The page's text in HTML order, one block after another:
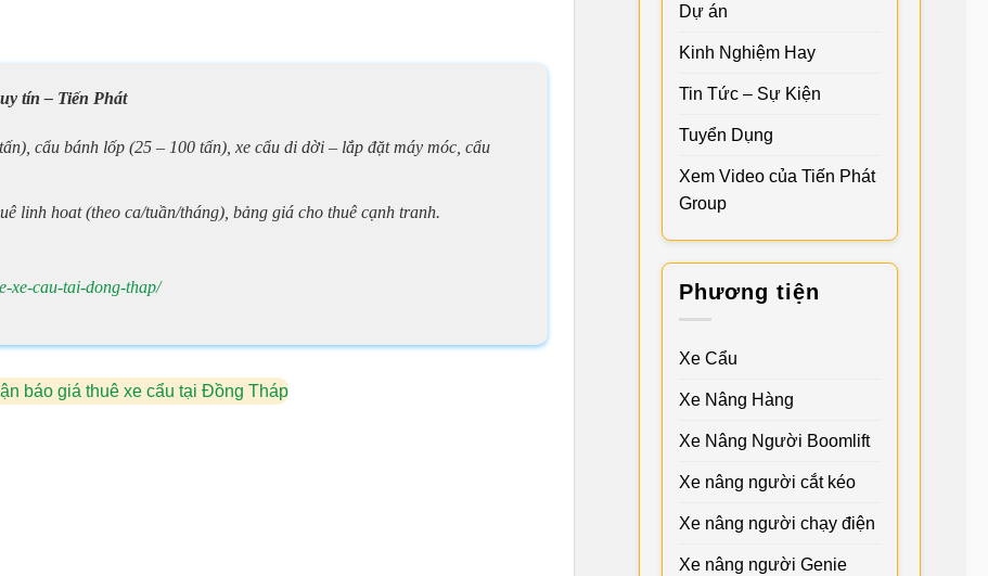
tín – Tiến Phát
cẩu bánh lốp (25 – 100 tấn), xe cẩu di dời – lắp đặt máy móc, cẩu
linh hoat (theo ca/tuần/tháng), bảng giá cho thuê cạnh tranh.
xe-cau-tai-dong-thap/
báo giá thuê xe cẩu tại Đồng Tháp
Dự án
Kinh Nghiệm Hay
Tin Tức – Sự Kiện
Tuyển Dụng
Xem Video của Tiến Phát
Group
Phương tiện
Xe Cẩu
Xe Nâng Hàng
Xe Nâng Người Boomlift
Xe nâng người cắt kéo
Xe nâng người chạy điện
Xe nâng người Genie